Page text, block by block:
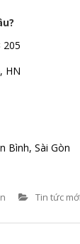
205
HN
Bình, Sài Gòn
Tin tức mới